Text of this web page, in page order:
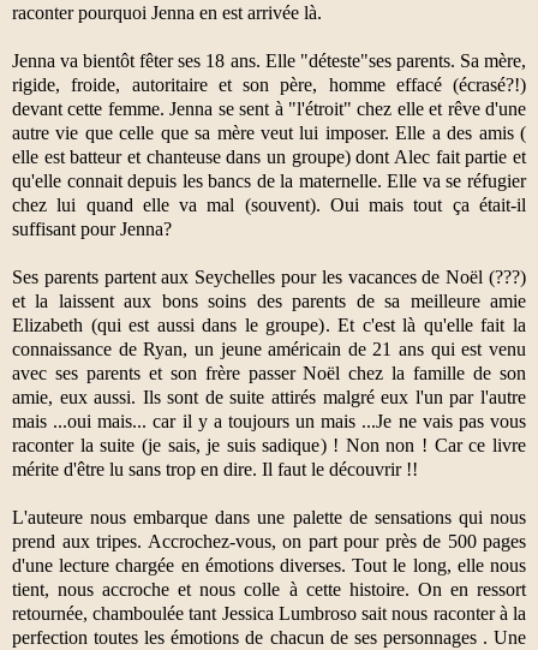
raconter pourquoi Jenna en est arrivée là.
Jenna va bientôt fêter ses 18 ans. Elle "déteste"ses parents. Sa mère,
rigide, froide, autoritaire et son père, homme effacé (écrasé?!)
devant cette femme. Jenna se sent à "l'étroit" chez elle et rêve d'une
autre vie que celle que sa mère veut lui imposer. Elle a des amis (
elle est batteur et chanteuse dans un groupe) dont Alec fait partie et
qu'elle connait depuis les bancs de la maternelle. Elle va se réfugier
chez lui quand elle va mal (souvent). Oui mais tout ça était-il
suffisant pour Jenna?
Ses parents partent aux Seychelles pour les vacances de Noël (???)
et la laissent aux bons soins des parents de sa meilleure amie
Elizabeth (qui est aussi dans le groupe). Et c'est là qu'elle fait la
connaissance de Ryan, un jeune américain de 21 ans qui est venu
avec ses parents et son frère passer Noël chez la famille de son
amie, eux aussi. Ils sont de suite attirés malgré eux l'un par l'autre
mais ...oui mais... car il y a toujours un mais ...Je ne vais pas vous
raconter la suite (je sais, je suis sadique) ! Non non ! Car ce livre
mérite d'être lu sans trop en dire. Il faut le découvrir !!
L'auteure nous embarque dans une palette de sensations qui nous
prend aux tripes. Accrochez-vous, on part pour près de 500 pages
d'une lecture chargée en émotions diverses. Tout le long, elle nous
tient, nous accroche et nous colle à cette histoire. On en ressort
retournée, chamboulée tant Jessica Lumbroso sait nous raconter à la
perfection toutes les émotions de chacun de ses personnages . Une